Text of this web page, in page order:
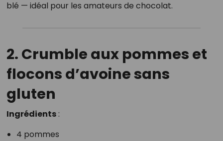
blé — idéal pour les amateurs de chocolat.
2. Crumble aux pommes et
flocons d’avoine sans
gluten
Ingrédients:
4 pommes